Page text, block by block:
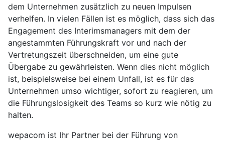
dem Unternehmen zusätzlich zu neuen Impulsen
verhelfen. In vielen Fällen ist es möglich, dass sich das
Engagement des Interimsmanagers mit dem der
angestammten Führungskraft vor und nach der
Vertretungszeit überschneiden, um eine gute
Übergabe zu gewährleisten. Wenn dies nicht möglich
ist, beispielsweise bei einem Unfall, ist es für das
Unternehmen umso wichtiger, sofort zu reagieren, um
die Führungslosigkeit des Teams so kurz wie nötig zu
halten.
wepacom ist Ihr Partner bei der Führung von